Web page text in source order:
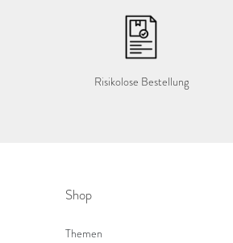
Risikolose Bestellung
Shop
Themen